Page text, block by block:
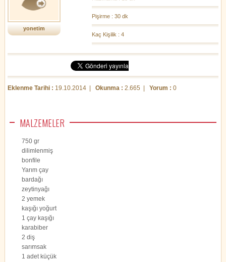
yonetim
Pişirme : 30 dk
Kaç Kişilik : 4
Eklenme Tarihi : 19.10.2014 | Okunma : 2.665 | Yorum : 0
MALZEMELER
750 gr
dilimlenmiş
bonfile
Yarım çay
bardağı
zeytinyağı
2 yemek
kaşığı yoğurt
1 çay kaşığı
karabiber
2 diş
sarımsak
1 adet küçük